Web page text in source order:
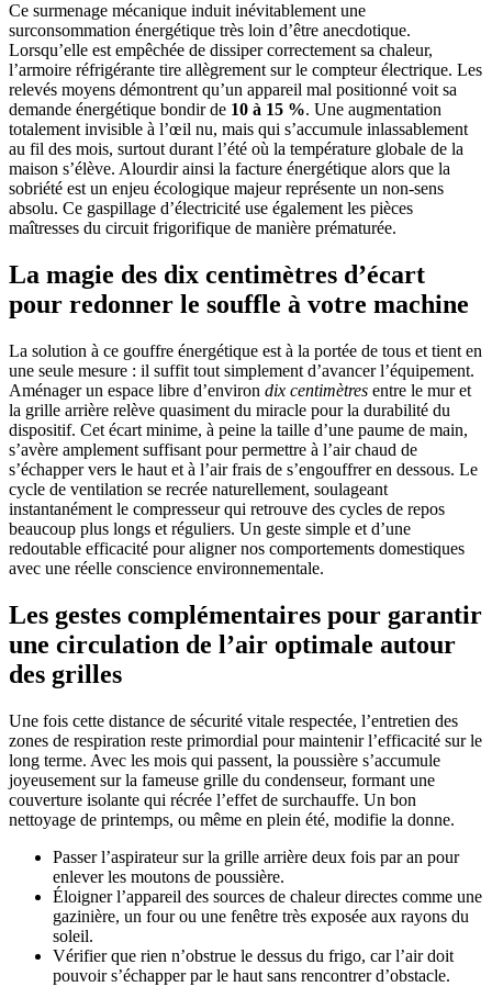
Ce surmenage mécanique induit inévitablement une
surconsommation énergétique très loin d’être anecdotique.
Lorsqu’elle est empêchée de dissiper correctement sa chaleur,
l’armoire réfrigérante tire allègrement sur le compteur électrique. Les
relevés moyens démontrent qu’un appareil mal positionné voit sa
demande énergétique bondir de 10 à 15 %. Une augmentation
totalement invisible à l’œil nu, mais qui s’accumule inlassablement
au fil des mois, surtout durant l’été où la température globale de la
maison s’élève. Alourdir ainsi la facture énergétique alors que la
sobriété est un enjeu écologique majeur représente un non-sens
absolu. Ce gaspillage d’électricité use également les pièces
maîtresses du circuit frigorifique de manière prématurée.
La magie des dix centimètres d’écart
pour redonner le souffle à votre machine
La solution à ce gouffre énergétique est à la portée de tous et tient en
une seule mesure : il suffit tout simplement d’avancer l’équipement.
Aménager un espace libre d’environ dix centimètres entre le mur et
la grille arrière relève quasiment du miracle pour la durabilité du
dispositif. Cet écart minime, à peine la taille d’une paume de main,
s’avère amplement suffisant pour permettre à l’air chaud de
s’échapper vers le haut et à l’air frais de s’engouffrer en dessous. Le
cycle de ventilation se recrée naturellement, soulageant
instantanément le compresseur qui retrouve des cycles de repos
beaucoup plus longs et réguliers. Un geste simple et d’une
redoutable efficacité pour aligner nos comportements domestiques
avec une réelle conscience environnementale.
Les gestes complémentaires pour garantir
une circulation de l’air optimale autour
des grilles
Une fois cette distance de sécurité vitale respectée, l’entretien des
zones de respiration reste primordial pour maintenir l’efficacité sur le
long terme. Avec les mois qui passent, la poussière s’accumule
joyeusement sur la fameuse grille du condenseur, formant une
couverture isolante qui récrée l’effet de surchauffe. Un bon
nettoyage de printemps, ou même en plein été, modifie la donne.
Passer l’aspirateur sur la grille arrière deux fois par an pour
enlever les moutons de poussière.
Éloigner l’appareil des sources de chaleur directes comme une
gazinière, un four ou une fenêtre très exposée aux rayons du
soleil.
Vérifier que rien n’obstrue le dessus du frigo, car l’air doit
pouvoir s’échapper par le haut sans rencontrer d’obstacle.